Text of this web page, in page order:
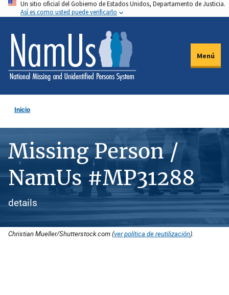
Pasar
al
contenido
principal
Un sitio oficial del Gobierno de Estados Unidos, Departamento de Justicia.
Así es como usted puede verificarlo
Menú
Inicio
Missing Person /
NamUs #MP31288
details
Christian Mueller/Shutterstock.com (ver política de reutilización).